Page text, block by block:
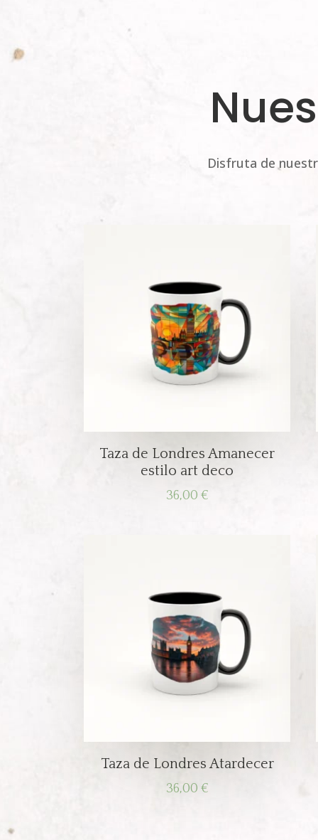
Disfruta de
Taza de Londres Amanecer
estilo art deco
36,00 €
Taza de Londres Atardecer
36,00 €